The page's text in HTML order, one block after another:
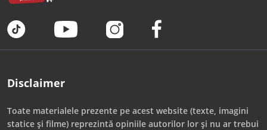
Disclaimer
Toate materialele prezente pe acest website (texte, imagini
statice și filme) reprezintă opiniile autorilor lor și nu ar trebui